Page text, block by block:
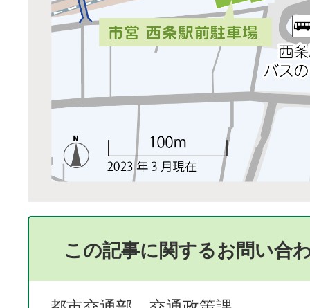
この記事に関するお問い合